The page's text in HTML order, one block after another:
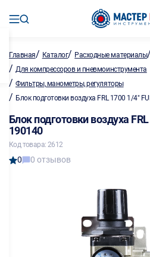
Главная/ Каталог/ Расходные материалы
/ Для компрессоров и пневмоинструмента
/ Фильтры, манометры, регуляторы
/ Блок подготовки воздуха FRL 1700 1/4"
Блок подготовки воздуха
190140
Код товара: 2612
0 0 отзывов